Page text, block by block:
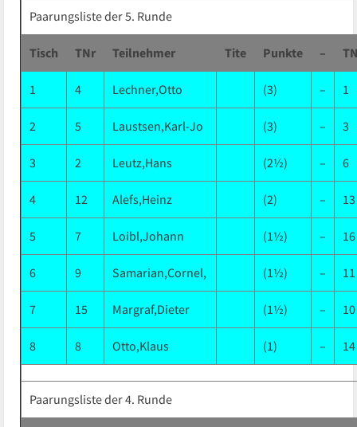
Paarungsliste der 5. Runde
Tisch TNr Teilnehmer Tite Punkte –
1 4 Lechner,Otto (3) – 1
2 5 Laustsen,Karl-Jo (3) – 3
3 2 Leutz,Hans (2½) – 6
4 12 Alefs,Heinz (2) – 13
5 7 Loibl,Johann (1½) – 16
6 9 Samarian,Cornel, (1½) – 11
7 15 Margraf,Dieter (1½) – 10
8 8 Otto,Klaus (1) – 14
Paarungsliste der 4. Runde